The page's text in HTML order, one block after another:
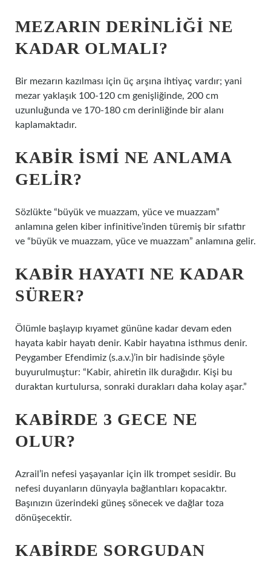
MEZARIN DERINLIĞI NE
KADAR OLMALI?
Bir mezarın kazılması için üç arşına ihtiyaç vardır; yani
mezar yaklaşık 100-120 cm genişliğinde, 200 cm
uzunluğunda ve 170-180 cm derinliğinde bir alanı
kaplamaktadır.
KABIR ISMI NE ANLAMA
GELIR?
Sözlükte “büyük ve muazzam, yüce ve muazzam”
anlamına gelen kiber infinitive’inden türemiş bir sıfattır
ve “büyük ve muazzam, yüce ve muazzam” anlamına gelir.
KABIR HAYATI NE KADAR
SÜRER?
Ölümle başlayıp kıyamet gününe kadar devam eden
hayata kabir hayatı denir. Kabir hayatına isthmus denir.
Peygamber Efendimiz (s.a.v.)’in bir hadisinde şöyle
buyurulmuştur: “Kabir, ahiretin ilk durağıdır. Kişi bu
duraktan kurtulursa, sonraki durakları daha kolay aşar.”
KABIRDE 3 GECE NE
OLUR?
Azrail’in nefesi yaşayanlar için ilk trompet sesidir. Bu
nefesi duyanların dünyayla bağlantıları kopacaktır.
Başınızın üzerindeki güneş sönecek ve dağlar toza
dönüşecektir.
KABIRDE SORGUDAN